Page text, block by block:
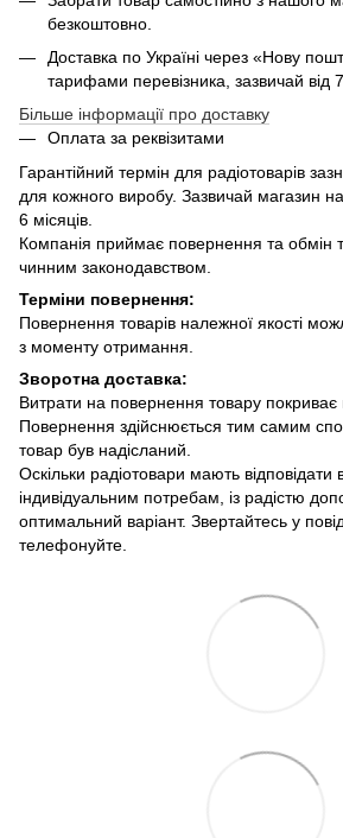
безкоштовно.
Доставка по Україні через «Нову
тарифами перевізника, зазвичай від
Більше інформації про доставку
Оплата за реквізитами
Гарантійний термін для радіотоварів
для кожного виробу. Зазвичай магазин
6 місяців.
Компанія приймає повернення та обмін
чинним законодавством.
Терміни повернення:
Повернення товарів належної якості
з моменту отримання.
Зворотна доставка:
Витрати на повернення товару покриває
Повернення здійснюється тим самим
товар був надісланий.
Оскільки радіотовари мають
індивідуальним потребам, із радістю
оптимальний варіант. Звертайтесь у
телефонуйте.